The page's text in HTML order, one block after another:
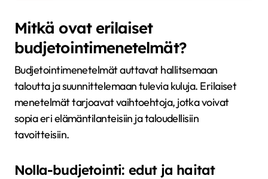
Mitkä ovat erilaiset
budjetointimenetelmät?
Budjetointimenetelmät auttavat hallitsemaan
taloutta ja suunnittelemaan tulevia kuluja. Erilaiset
menetelmät tarjoavat vaihtoehtoja, jotka voivat
sopia eri elämäntilanteisiin ja taloudellisiin
tavoitteisiin.
Nolla-budjetointi: edut ja haitat